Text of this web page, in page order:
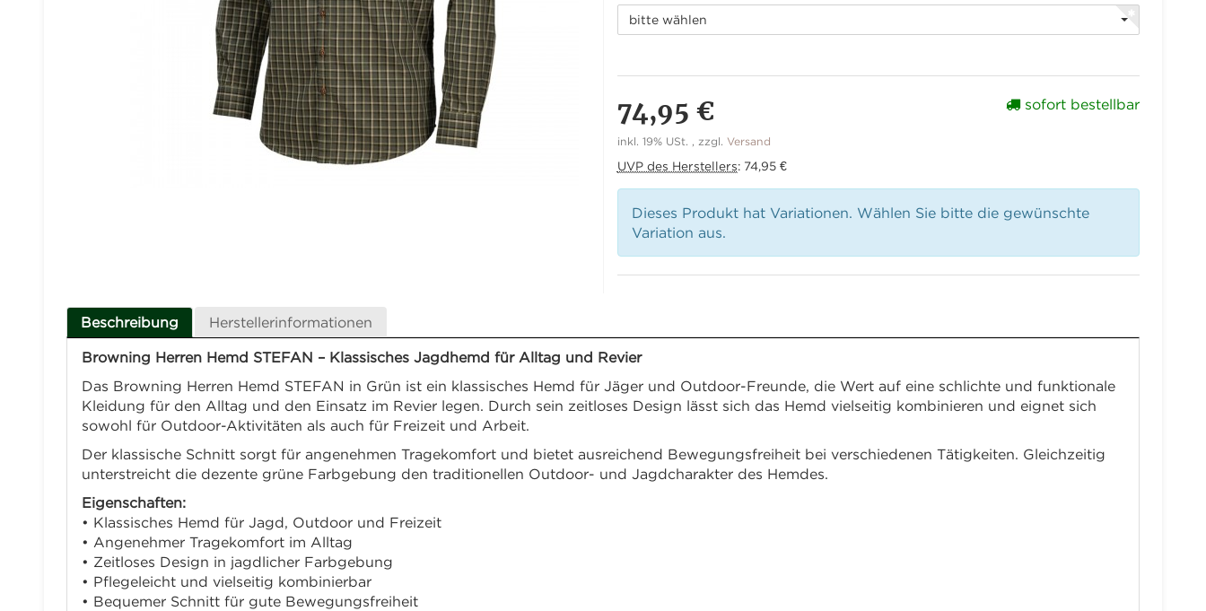
bitte wählen
74,95 €
inkl. 19% USt. , zzgl. Versand
UVP des Herstellers: 74,95 €
sofort bestellbar
Dieses Produkt hat Variationen. Wählen Sie bitte die gewünschte
Variation aus.
Beschreibung Herstellerinformationen
Browning Herren Hemd STEFAN – Klassisches Jagdhemd für Alltag und Revier
Das Browning Herren Hemd STEFAN in Grün ist ein klassisches Hemd für Jäger und Outdoor-Freunde, die Wert auf eine schlichte und funktionale
Kleidung für den Alltag und den Einsatz im Revier legen. Durch sein zeitloses Design lässt sich das Hemd vielseitig kombinieren und eignet sich
sowohl für Outdoor-Aktivitäten als auch für Freizeit und Arbeit.
Der klassische Schnitt sorgt für angenehmen Tragekomfort und bietet ausreichend Bewegungsfreiheit bei verschiedenen Tätigkeiten. Gleichzeitig
unterstreicht die dezente grüne Farbgebung den traditionellen Outdoor- und Jagdcharakter des Hemdes.
Eigenschaften:
• Klassisches Hemd für Jagd, Outdoor und Freizeit
• Angenehmer Tragekomfort im Alltag
• Zeitloses Design in jagdlicher Farbgebung
• Pflegeleicht und vielseitig kombinierbar
• Bequemer Schnitt für gute Bewegungsfreiheit